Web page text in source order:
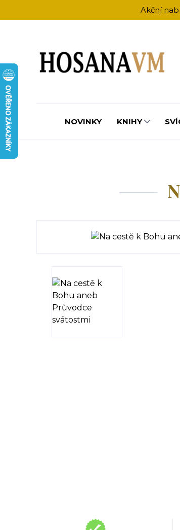
Akční
NOVINKY KNIHY